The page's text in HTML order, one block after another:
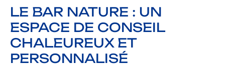
LE BAR NATURE : UN
ESPACE DE CONSEIL
CHALEUREUX ET
PERSONNALISÉ